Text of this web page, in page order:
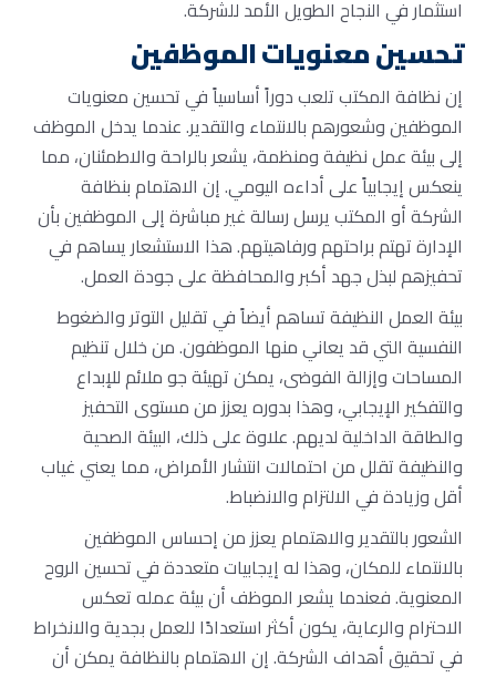
استثمار في النجاح الطويل الأمد للشركة.
تحسين معنويات الموظفين
إن نظافة المكتب تلعب دوراً أساسياً في تحسين معنويات
الموظفين وشعورهم بالانتماء والتقدير. عندما يدخل الموظف
إلى بيئة عمل نظيفة ومنظمة، يشعر بالراحة والاطمئنان، مما
ينعكس إيجابياً على أداءه اليومي. إن الاهتمام بنظافة
الشركة أو المكتب يرسل رسالة غير مباشرة إلى الموظفين بأن
الإدارة تهتم براحتهم ورفاهيتهم. هذا الاستشعار يساهم في
تحفيزهم لبذل جهد أكبر والمحافظة على جودة العمل.
بيئة العمل النظيفة تساهم أيضاً في تقليل التوتر والضغوط
النفسية التي قد يعاني منها الموظفون. من خلال تنظيم
المساحات وإزالة الفوضى، يمكن تهيئة جو ملائم للإبداع
والتفكير الإيجابي، وهذا بدوره يعزز من مستوى التحفيز
والطاقة الداخلية لديهم. علاوة على ذلك، البيئة الصحية
والنظيفة تقلل من احتمالات انتشار الأمراض، مما يعني غياب
أقل وزيادة في الالتزام والانضباط.
الشعور بالتقدير والاهتمام يعزز من إحساس الموظفين
بالانتماء للمكان، وهذا له إيجابيات متعددة في تحسين الروح
المعنوية. فعندما يشعر الموظف أن بيئة عمله تعكس
الاحترام والرعاية، يكون أكثر استعدادًا للعمل بجدية والانخراط
في تحقيق أهداف الشركة. إن الاهتمام بالنظافة يمكن أن